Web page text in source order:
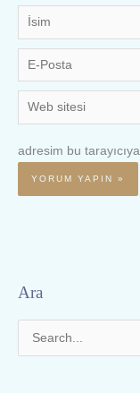
İsim
E-
Posta
Web
sitesi
adresim bu
Ara